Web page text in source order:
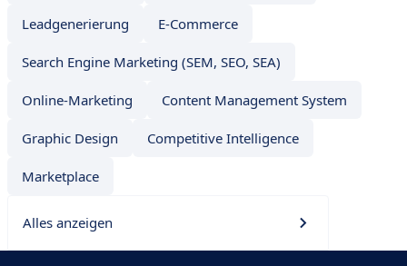
Leadgenerierung E-Commerce
Search Engine Marketing (SEM, SEO, SEA)
Online-Marketing Content Management System
Graphic Design Competitive Intelligence
Marketplace
Alles anzeigen